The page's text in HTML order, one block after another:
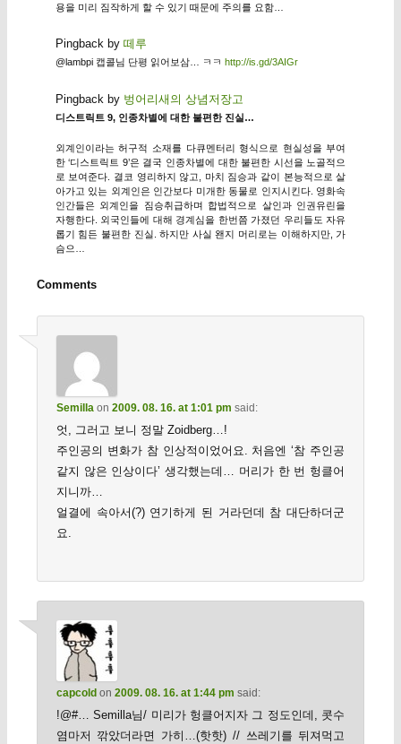
용을 미리 짐작하게 할 수 있기 때문에 주의를 요함…
Pingback by 떼루
@lambpi 캡콜님 단평 읽어보삼… ㅋㅋ http://is.gd/3AIGr
Pingback by 벙어리새의 상념저장고
디스트릭트 9, 인종차별에 대한 불편한 진실…
외계인이라는 허구적 소재를 다큐멘터리 형식으로 현실성을 부여
한 ‘디스트릭트 9’은 결국 인종차별에 대한 불편한 시선을 노골적으
로 보여준다. 결코 영리하지 않고, 마치 짐승과 같이 본능적으로 살
아가고 있는 외계인은 인간보다 미개한 동물로 인지시킨다. 영화속
인간들은 외계인을 짐승취급하며 합법적으로 살인과 인권유린을
자행한다. 외국인들에 대해 경계심을 한번쯤 가졌던 우리들도 자유
롭기 힘든 불편한 진실. 하지만 사실 왠지 머리로는 이해하지만, 가
슴으…
Comments
Semillaon 2009. 08. 16. at 1:01 pm said:
엇, 그러고 보니 정말 Zoidberg…!
주인공의 변화가 참 인상적이었어요. 처음엔 ‘참 주인공
같지 않은 인상이다’ 생각했는데… 머리가 한 번 헝클어
지니까…
얼결에 속아서(?) 연기하게 된 거라던데 참 대단하더군
요.
capcold on 2009. 08. 16. at 1:44 pm said:
!@#… Semilla님/ 미리가 헝클어지자 그 정도인데, 콧수
염마저 깎았더라면 가히…(핫핫) // 쓰레기를 뒤져먹고